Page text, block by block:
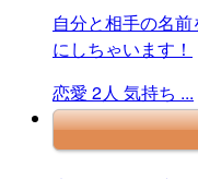
自分と相手の名
にしちゃいます！
恋愛 2人 気持ち ...